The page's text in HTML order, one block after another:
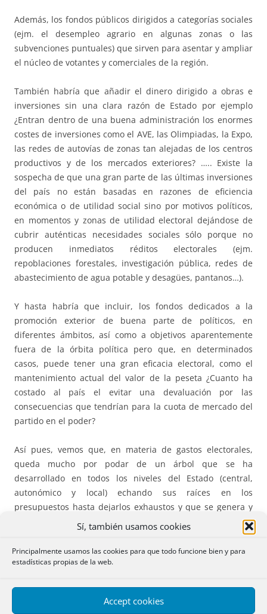
Sí, también usamos cookies
Principalmente usamos las cookies para que todo funcione bien y para
estadísticas propias de la web.
Accept cookies
Además, los fondos públicos dirigidos a categorías sociales
(ejm. el desempleo agrario en algunas zonas o las
subvenciones puntuales) que sirven para asentar y ampliar
el núcleo de votantes y comerciales de la región.
También habría que añadir el dinero dirigido a obras e
inversiones sin una clara razón de Estado por ejemplo
¿Entran dentro de una buena administración los enormes
costes de inversiones como el AVE, las Olimpiadas, la Expo,
las redes de autovías de zonas tan alejadas de los centros
productivos y de los mercados exteriores? ….. Existe la
sospecha de que una gran parte de las últimas inversiones
del país no están basadas en razones de eficiencia
económica o de utilidad social sino por motivos políticos,
en momentos y zonas de utilidad electoral dejándose de
cubrir auténticas necesidades sociales sólo porque no
producen inmediatos réditos electorales (ejm.
repoblaciones forestales, investigación pública, redes de
abastecimiento de agua potable y desagües, pantanos…).
Y hasta habría que incluir, los fondos dedicados a la
promoción exterior de buena parte de políticos, en
diferentes ámbitos, así como a objetivos aparentemente
fuera de la órbita política pero que, en determinados
casos, puede tener una gran eficacia electoral, como el
mantenimiento actual del valor de la peseta ¿Cuanto ha
costado al país el evitar una devaluación por las
consecuencias que tendrían para la cuota de mercado del
partido en el poder?
Así pues, vemos que, en materia de gastos electorales,
queda mucho por podar de un árbol que se ha
desarrollado en todos los niveles del Estado (central,
autonómico y local) echando sus raíces en los
presupuestos hasta dejarlos exhaustos y que se genera y
crece en sociedades que permiten que se apropie, una
clase política y para sus intereses, del dinero de todos,
haciendo inútil el esfuerzo de solidaridad colectiva que
supone el pago de impuestos presentes y futuros.”.
marzo de 1.994, en base a las reflexiones de Octavio Paz